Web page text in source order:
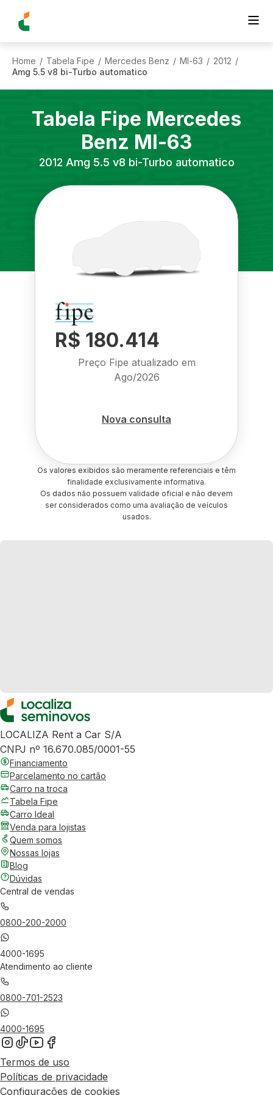
Home / Tabela Fipe / Mercedes Benz / Ml-63 / 2012 /
Amg 5.5 v8 bi-Turbo automatico
Tabela Fipe Mercedes
Benz Ml-63
2012 Amg 5.5 v8 bi-Turbo automatico
R$ 180.414
Preço Fipe atualizado em
Ago/2026
Nova consulta
Os valores exibidos são meramente referenciais e têm
finalidade exclusivamente informativa.
Os dados não possuem validade oficial e não devem
ser considerados como uma avaliação de veículos
usados.
LOCALIZA Rent a Car S/A
CNPJ nº 16.670.085/0001-55
Financiamento
Parcelamento no cartão
Carro na troca
Tabela Fipe
Carro Ideal
Venda para lojistas
Quem somos
Nossas lojas
Blog
Dúvidas
Central de vendas
0800-200-2000
4000-1695
Atendimento ao cliente
0800-701-2523
4000-1695
Termos de uso
Políticas de privacidade
Configurações de cookies